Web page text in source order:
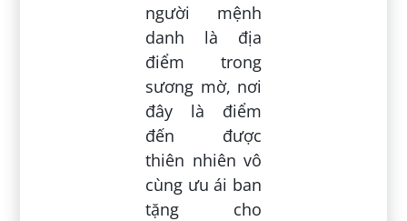
người mệnh
danh là địa
điểm trong
sương mờ, nơi
đây là điểm
đến được
thiên nhiên vô
cùng ưu ái ban
tặng cho